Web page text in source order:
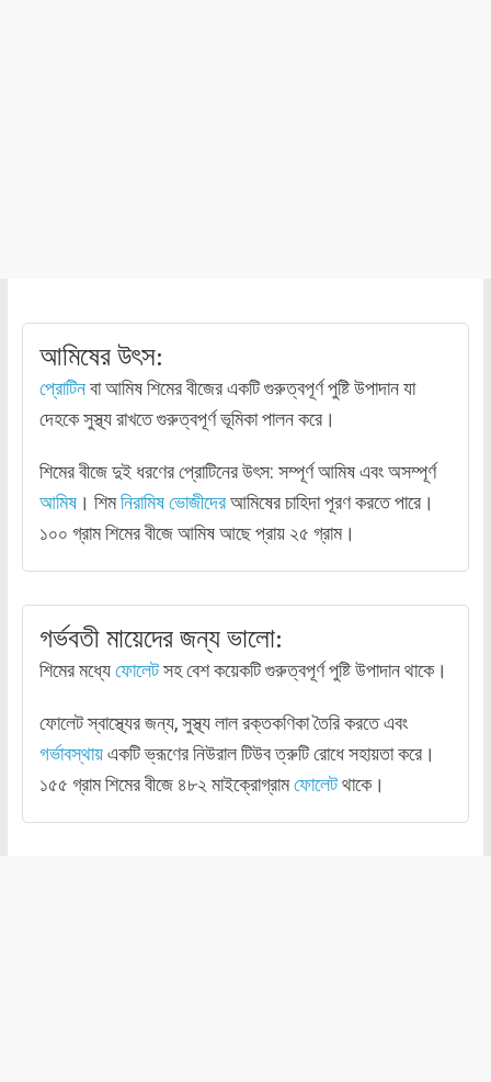
আমিষের উৎস:
প্রোটিনবা আমিষ শিমের বীজের একটি গুরুত্বপূর্ণ পুষ্টি উপাদান যা
দেহকে সুস্থ্য রাখতে গুরুত্বপূর্ণ ভূমিকা পালন করে।
শিমের বীজে দুই ধরণের প্রোটিনের উৎস: সম্পূর্ণ আমিষ এবং অসম্পূর্ণ
আমিষ। শিমনিরামিষ ভোজীদেরআমিষের চাহিদা পূরণ করতে পারে।
১০০ গ্রাম শিমের বীজে আমিষ আছে প্রায় ২৫ গ্রাম।
গর্ভবতী মায়েদের জন্য ভালো:
শিমের মধ্যেফোলেটসহ বেশ কয়েকটি গুরুত্বপূর্ণ পুষ্টি উপাদান থাকে।
ফোলেট স্বাস্থ্যের জন্য, সুস্থ্য লাল রক্তকণিকা তৈরি করতে এবং
গর্ভাবস্থায়একটি ভ্রূণের নিউরাল টিউব ত্রুটি রোধে সহায়তা করে।
১৫৫ গ্রাম শিমের বীজে ৪৮২ মাইক্রোগ্রামফোলেটথাকে।